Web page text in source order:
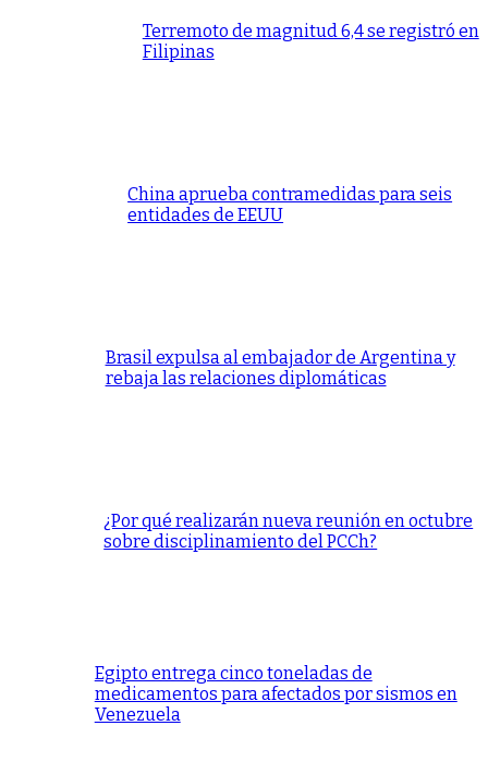
Terremoto de magnitud 6,4 se registró en
Filipinas
China aprueba contramedidas para seis
entidades de EEUU
Brasil expulsa al embajador de Argentina y
rebaja las relaciones diplomáticas
¿Por qué realizarán nueva reunión en octubre
sobre disciplinamiento del PCCh?
Egipto entrega cinco toneladas de
medicamentos para afectados por sismos en
Venezuela